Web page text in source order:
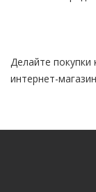
Делайте покупки
интернет-